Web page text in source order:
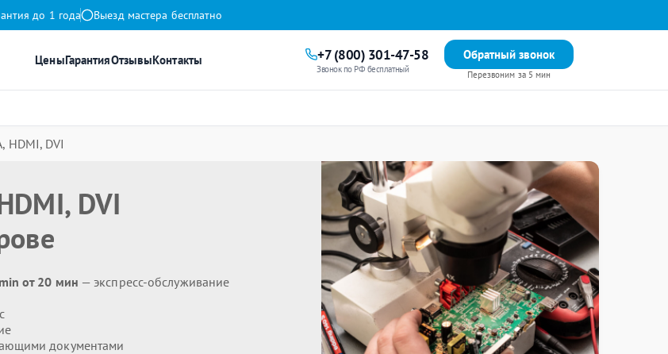
до 1 года Выезд мастера бесплатно
ЦеныГарантияОтзывыКонтакты +7 (800) 301-47-58
Звонок по РФ бесплатный
Обратный звонок
Перезвоним за 5 мин
HDMI, DVI
DVI
от 20 мин — экспресс-обслуживание
документами